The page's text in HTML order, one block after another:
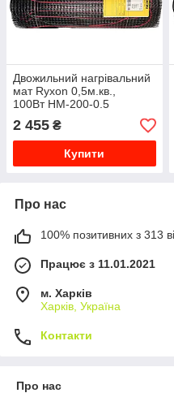
Двожильний нагрівальний
мат Ryxon 0,5м.кв.,
100Вт HM-200-0.5
2 455 ₴
Купити
Про нас
100% позитивних з 313
Працює з 11.01.2021
м. Харків
Харків, Україна
Контакти
Про нас